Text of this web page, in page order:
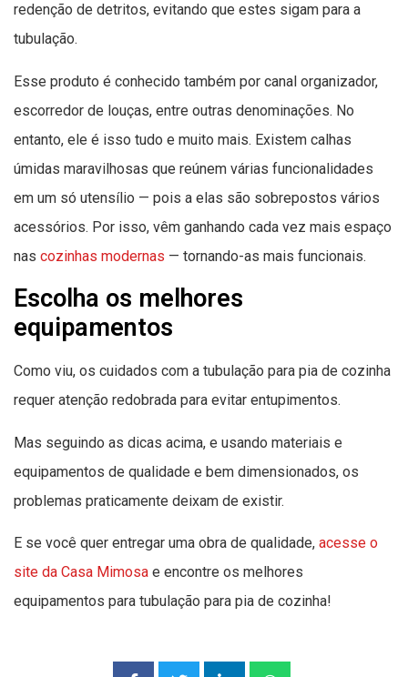
redenção de detritos, evitando que estes sigam para a
tubulação.
Esse produto é conhecido também por canal organizador,
escorredor de louças, entre outras denominações. No
entanto, ele é isso tudo e muito mais. Existem calhas
úmidas maravilhosas que reúnem várias funcionalidades
em um só utensílio — pois a elas são sobrepostos vários
acessórios. Por isso, vêm ganhando cada vez mais espaço
nas cozinhas modernas — tornando-as mais funcionais.
Escolha os melhores
equipamentos
Como viu, os cuidados com a tubulação para pia de cozinha
requer atenção redobrada para evitar entupimentos.
Mas seguindo as dicas acima, e usando materiais e
equipamentos de qualidade e bem dimensionados, os
problemas praticamente deixam de existir.
E se você quer entregar uma obra de qualidade, acesse o
site da Casa Mimosa e encontre os melhores
equipamentos para tubulação para pia de cozinha!